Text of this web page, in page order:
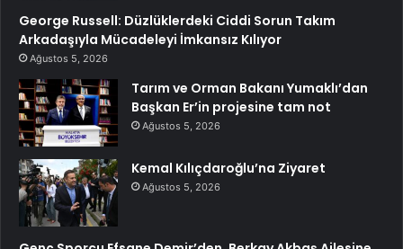
George Russell: Düzlüklerdeki Ciddi Sorun Takım
Arkadaşıyla Mücadeleyi İmkansız Kılıyor
Ağustos 5, 2026
Tarım ve Orman Bakanı Yumaklı’dan
Başkan Er’in projesine tam not
Ağustos 5, 2026
Kemal Kılıçdaroğlu’na Ziyaret
Ağustos 5, 2026